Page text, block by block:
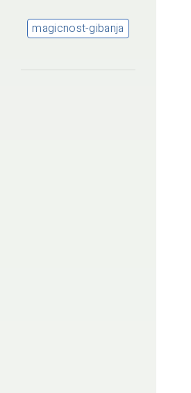
magicnost-gibanja